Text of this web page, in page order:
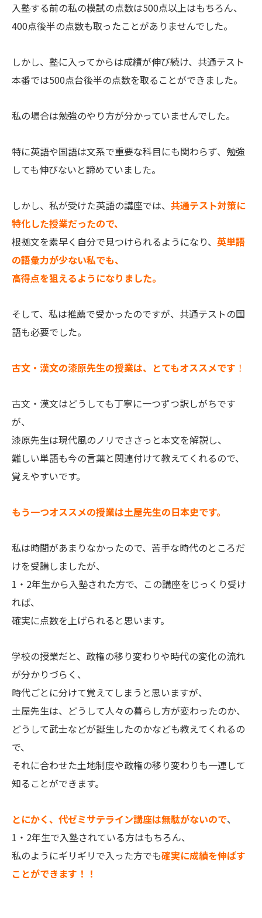
入塾する前の私の模試の点数は500点以上はもちろん、
400点後半の点数も取ったことがありませんでした。
しかし、塾に入ってからは成績が伸び続け、共通テスト
本番では500点台後半の点数を取ることができました。
私の場合は勉強のやり方が分かっていませんでした。
特に英語や国語は文系で重要な科目にも関わらず、勉強
しても伸びないと諦めていました。
しかし、私が受けた英語の講座では、 共通テスト対策に
特化した授業だったので、
根拠文を素早く自分で見つけられるようになり、 英単語
の語彙力が少ない私でも、
高得点を狙えるようになりました。
そして、私は推薦で受かったのですが、共通テストの国
語も必要でした。
古文・漢文の漆原先生の授業は、とてもオススメです ！
古文・漢文はどうしても丁寧に一つずつ訳しがちです
が、
漆原先生は現代風のノリでささっと本文を解説し、
難しい単語も今の言葉と関連付けて教えてくれるので、
覚えやすいです。
もう一つオススメの授業は土屋先生の日本史です。
私は時間があまりなかったので、苦手な時代のところだ
けを受講しましたが、
1・2年生から入塾された方で、この講座をじっくり受け
れば、
確実に点数を上げられると思います。
学校の授業だと、政権の移り変わりや時代の変化の流れ
が分かりづらく、
時代ごとに分けて覚えてしまうと思いますが、
土屋先生は、どうして人々の暮らし方が変わったのか、
どうして武士などが誕生したのかなども教えてくれるの
で、
それに合わせた土地制度や政権の移り変わりも一連して
知ることができます。
とにかく、代ゼミサテライン講座は無駄がないので、
1・2年生で入塾されている方はもちろん、
私のようにギリギリで入った方でも確実に成績を伸ばす
ことができます！！